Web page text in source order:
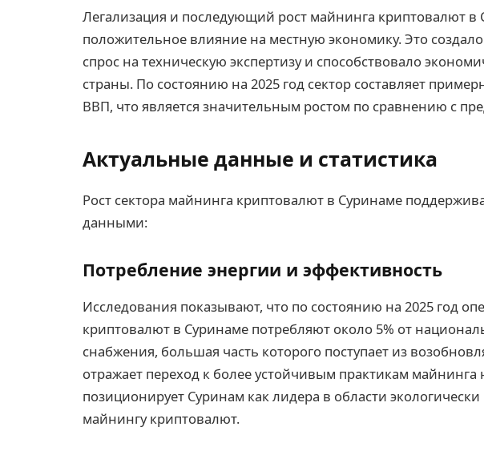
Легализация и последующий рост майнинга криптовалют в
положительное влияние на местную экономику. Это
спрос на техническую экспертизу и способствовало
страны. По состоянию на 2025 год сектор составляет
ВВП, что является значительным ростом по сравнению с
Актуальные данные и статистика
Рост сектора майнинга криптовалют в Суринаме
данными:
Потребление энергии и эффективность
Исследования показывают, что по состоянию на 2025 год
криптовалют в Суринаме потребляют около 5% от
снабжения, большая часть которого поступает из
отражает переход к более устойчивым практикам
позиционирует Суринам как лидера в области
майнингу криптовалют.